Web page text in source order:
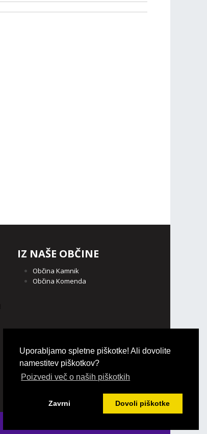
IZ NAŠE OBČINE
Občina Kamnik
Občina Komenda
Uporabljamo spletne piškotke! Ali dovolite
namestitev piškotkov?
Poizvedi več o naših piškotkih
Zavrni Dovoli piškotke